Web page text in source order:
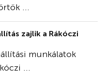
...
zajlik a Rákóczi
munkálatok
...